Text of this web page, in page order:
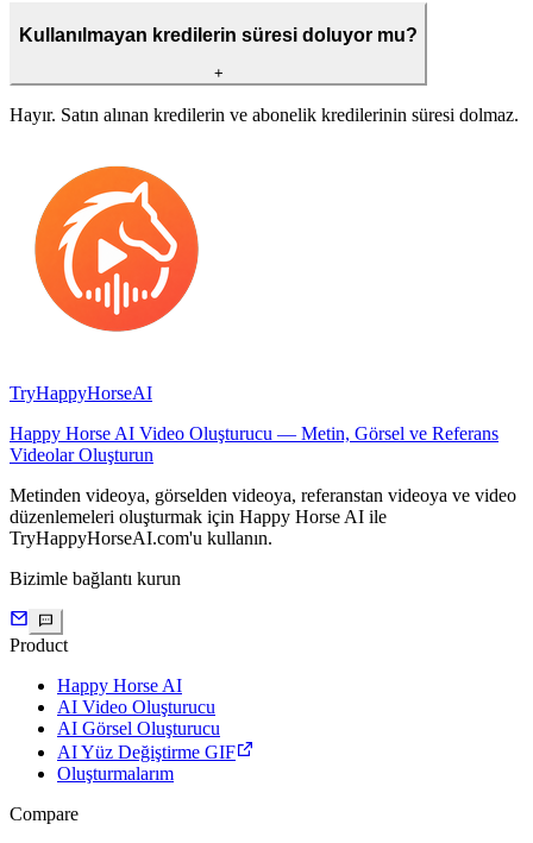
Kullanılmayan kredilerin süresi doluyor mu?
+
Hayır. Satın alınan kredilerin ve abonelik kredilerinin süresi dolmaz.
TryHappyHorseAI
Happy Horse AI Video Oluşturucu — Metin, Görsel ve Referans
Videolar Oluşturun
Metinden videoya, görselden videoya, referanstan videoya ve video
düzenlemeleri oluşturmak için Happy Horse AI ile
TryHappyHorseAI.com'u kullanın.
Bizimle bağlantı kurun
Product
Happy Horse AI
AI Video Oluşturucu
AI Görsel Oluşturucu
AI Yüz Değiştirme GIF
Oluşturmalarım
Compare